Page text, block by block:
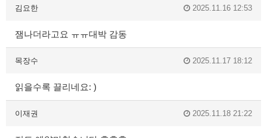
김요한 2025.11.16 12:53
잼나더라고요 ㅠㅠ대박 감동
목장수 2025.11.17 18:12
읽을수록 끌리네요: )
이재권 2025.11.18 21:22